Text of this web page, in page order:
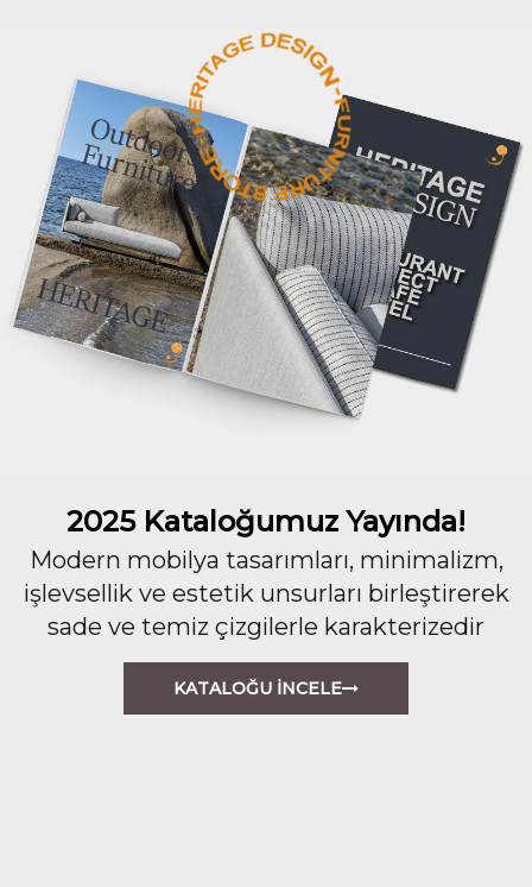
2025 Kataloğumuz Yayında!
Modern mobilya tasarımları, minimalizm,
işlevsellik ve estetik unsurları birleştirerek
sade ve temiz çizgilerle karakterizedir
KATALOĞU İNCELE